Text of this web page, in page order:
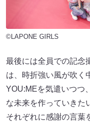
©LAPONE GIRLS
最後には全員での記念
は、時折強い風が吹く
YOU:MEを気遣いつつ
な未来を作っていきた
それぞれに感謝の言葉